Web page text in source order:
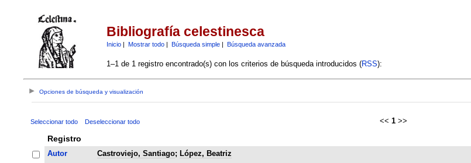
Bibliografía celestinesca
Inicio| Mostrar todo| Búsqueda simple| Búsqueda avanzada
1–1 de 1 registro encontrado(s) con los criterios de búsqueda introducidos (RSS):
Opciones de búsqueda y visualización
Seleccionar todo Deseleccionar todo << 1 >>
Registro
Autor Castroviejo, Santiago; López, Beatriz